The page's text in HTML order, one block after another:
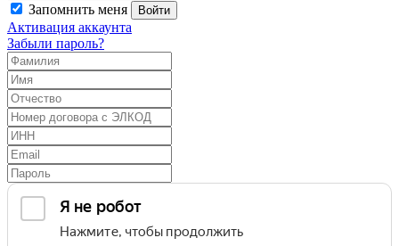
Запомнить меня Войти
Активация аккаунта
Забыли пароль?